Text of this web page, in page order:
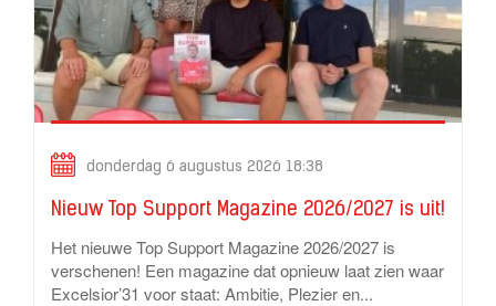
donderdag 6 augustus 2026 18:38
Nieuw Top Support Magazine 2026/2027 is uit!
Het nieuwe Top Support Magazine 2026/2027 is
verschenen! Een magazine dat opnieuw laat zien waar
Excelsior’31 voor staat: Ambitie, Plezier en...